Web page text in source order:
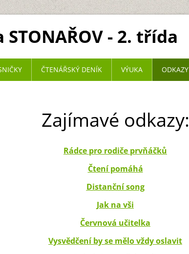
- 2. třída
Zajímavé odkazy:
Rádce pro rodiče prvňáčků
Čtení pomáhá
Distanční song
Jak na vši
Červnová učitelka
Vysvědčení by se mělo vždy oslavit
ČTENÁŘSKÝ DENÍK VÝUKA ODKAZY